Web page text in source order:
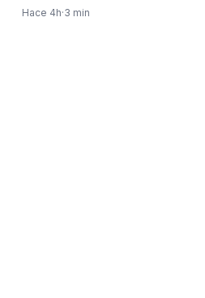
encabezará una delegación de…
Hace 4h·3 min